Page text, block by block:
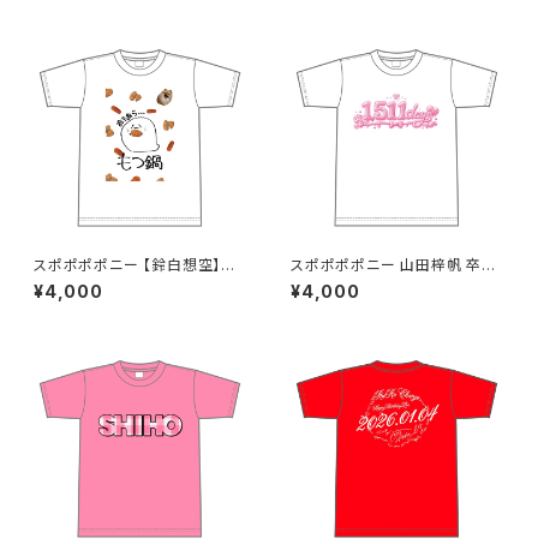
スポポポポニー 【鈴白想空】生
誕祭 そらちゃんが熱が出た時に
見そうな夢Tシャツ S〜XLサイ
¥4,000
スポポポポニー 山田梓帆 卒業
記念Tシャツ S〜XLサイズ
¥4,000